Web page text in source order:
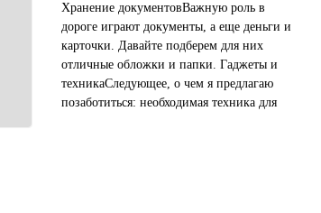
Хранение документовВажную роль в
дороге играют документы, а еще деньги и
карточки. Давайте подберем для них
отличные обложки и папки. Гаджеты и
техникаСледующее, о чем я предлагаю
позаботиться: необходимая техника для